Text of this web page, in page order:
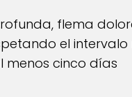
flema
el intervalo
cinco días